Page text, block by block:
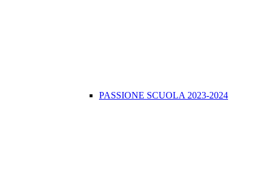
PASSIONE SCUOLA 2023-2024